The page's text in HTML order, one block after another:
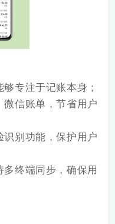
专注于记账本身；
微信账单，节省用户
别功能，保护用户
终端同步，确保用